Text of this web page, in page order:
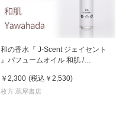
和の香水『 J-Scent ジェイセント
』パフュームオイル 和肌 /
￥2,300 (税込 ￥2,530)
枚方 蔦屋書店